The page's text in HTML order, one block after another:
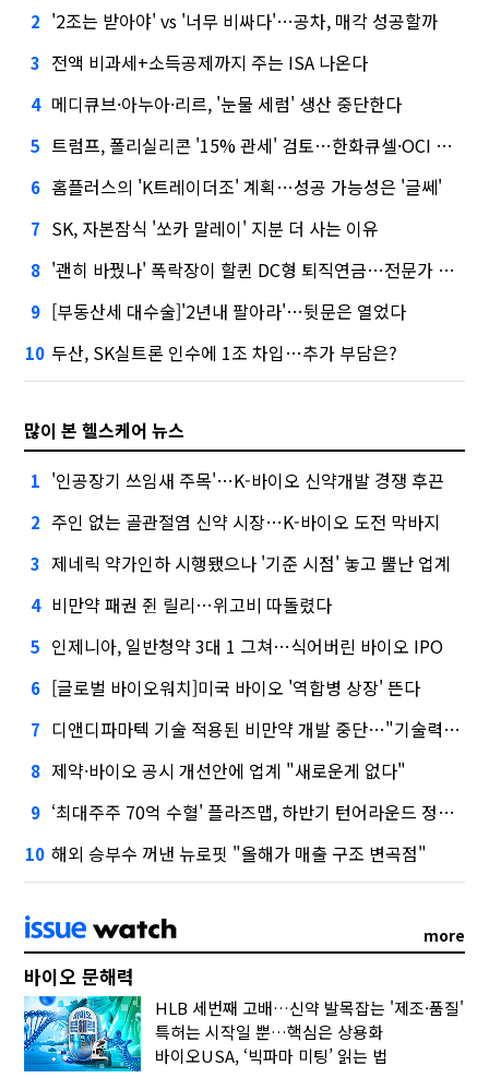
2 '2조는 받아야' vs '너무 비싸다'…공차, 매각 성공할까
3 전액 비과세+소득공제까지 주는 ISA 나온다
4 메디큐브·아누아·리르, '눈물 세럼' 생산 중단한다
5 트럼프, 폴리실리콘 '15% 관세' 검토…한화큐셀·OCI 영향은?
6 홈플러스의 'K트레이더조' 계획…성공 가능성은 '글쎄'
7 SK, 자본잠식 '쏘카 말레이' 지분 더 사는 이유
8 '괜히 바꿨나' 폭락장이 할퀸 DC형 퇴직연금…전문가 조언은
9 [부동산세 대수술]'2년내 팔아라'…뒷문은 열었다
10 두산, SK실트론 인수에 1조 차입…추가 부담은?
많이 본 헬스케어 뉴스
1 '인공장기 쓰임새 주목'…K-바이오 신약개발 경쟁 후끈
2 주인 없는 골관절염 신약 시장…K-바이오 도전 막바지
3 제네릭 약가인하 시행됐으나 '기준 시점' 놓고 뿔난 업계
4 비만약 패권 쥔 릴리…위고비 따돌렸다
5 인제니아, 일반청약 3대 1 그쳐…식어버린 바이오 IPO
6 [글로벌 바이오워치]미국 바이오 '역합병 상장' 뜬다
7 디앤디파마텍 기술 적용된 비만약 개발 중단…"기술력 문제 아냐"
8 제약·바이오 공시 개선안에 업계 "새로운게 없다"
9 ‘최대주주 70억 수혈' 플라즈맵, 하반기 턴어라운드 정조준
10 해외 승부수 꺼낸 뉴로핏 "올해가 매출 구조 변곡점"
more
바이오 문해력
HLB 세번째 고배…신약 발목잡는 '제조·품질'
특허는 시작일 뿐…핵심은 상용화
바이오USA, ‘빅파마 미팅’ 읽는 법